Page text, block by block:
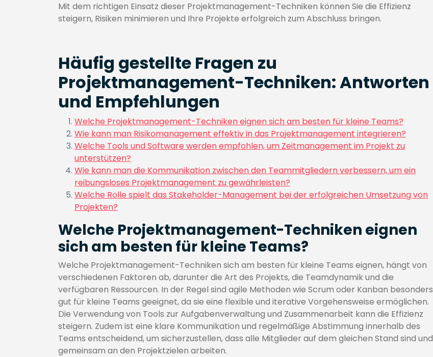
Mit dem richtigen Einsatz dieser Projektmanagement-Techniken können Sie die Effizienz
steigern, Risiken minimieren und Ihre Projekte erfolgreich zum Abschluss bringen.
Häufig gestellte Fragen zu
Projektmanagement-Techniken: Antworten
und Empfehlungen
Welche Projektmanagement-Techniken eignen sich am besten für kleine Teams?
Wie kann man Risikomanagement effektiv in das Projektmanagement integrieren?
Welche Tools und Software werden empfohlen, um Zeitmanagement im Projekt zu
unterstützen?
Wie kann man die Kommunikation zwischen den Teammitgliedern verbessern, um ein
reibungsloses Projektmanagement zu gewährleisten?
Welche Rolle spielt das Stakeholder-Management bei der erfolgreichen Umsetzung von
Projekten?
Welche Projektmanagement-Techniken eignen
sich am besten für kleine Teams?
Welche Projektmanagement-Techniken sich am besten für kleine Teams eignen, hängt von
verschiedenen Faktoren ab, darunter die Art des Projekts, die Teamdynamik und die
verfügbaren Ressourcen. In der Regel sind agile Methoden wie Scrum oder Kanban besonders
gut für kleine Teams geeignet, da sie eine flexible und iterative Vorgehensweise ermöglichen.
Die Verwendung von Tools zur Aufgabenverwaltung und Zusammenarbeit kann die Effizienz
steigern. Zudem ist eine klare Kommunikation und regelmäßige Abstimmung innerhalb des
Teams entscheidend, um sicherzustellen, dass alle Mitglieder auf dem gleichen Stand sind und
gemeinsam an den Projektzielen arbeiten.